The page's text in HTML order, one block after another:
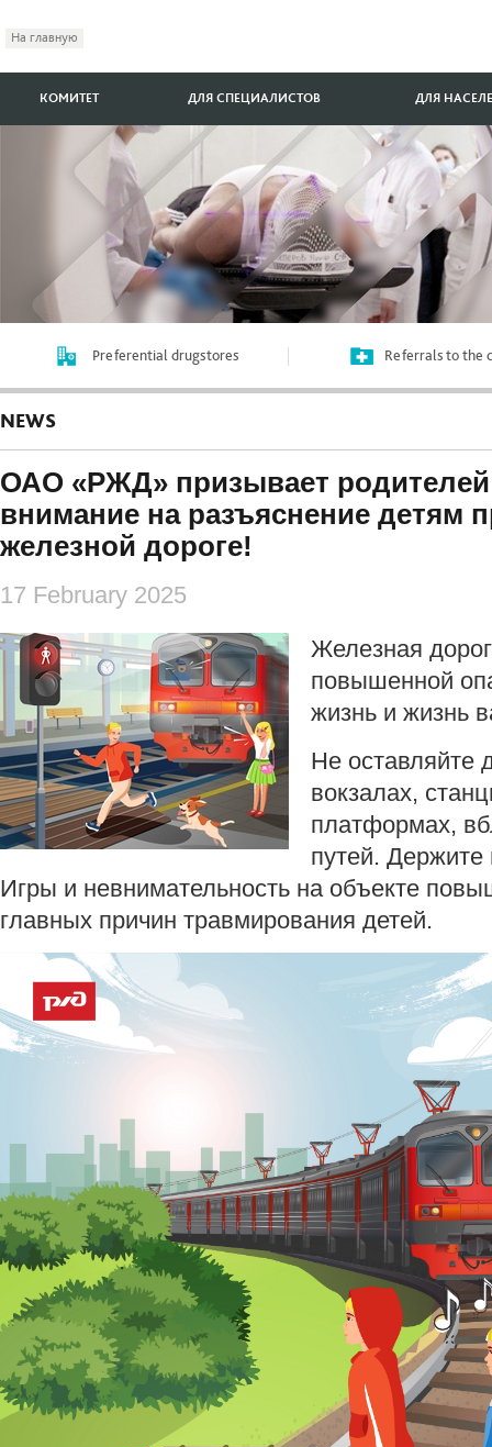
На главную
КОМИТЕТ ДЛЯ СПЕЦИАЛИСТОВ ДЛЯ
Preferential drugstores Referrals to the
NEWS
ОАО «РЖД» призывает родителей
внимание на разъяснение детям
железной дороге!
17 February 2025
Железная
повышенной
жизнь и жизнь
Не оставляйте
вокзалах,
платформах,
путей. Держите
Игры и невнимательность на объекте
главных причин травмирования детей.